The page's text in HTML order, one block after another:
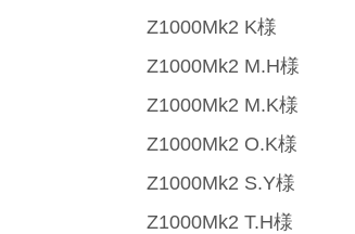
Z1000Mk2 K様
Z1000Mk2 M.H様
Z1000Mk2 M.K様
Z1000Mk2 O.K様
Z1000Mk2 S.Y様
Z1000Mk2 T.H様